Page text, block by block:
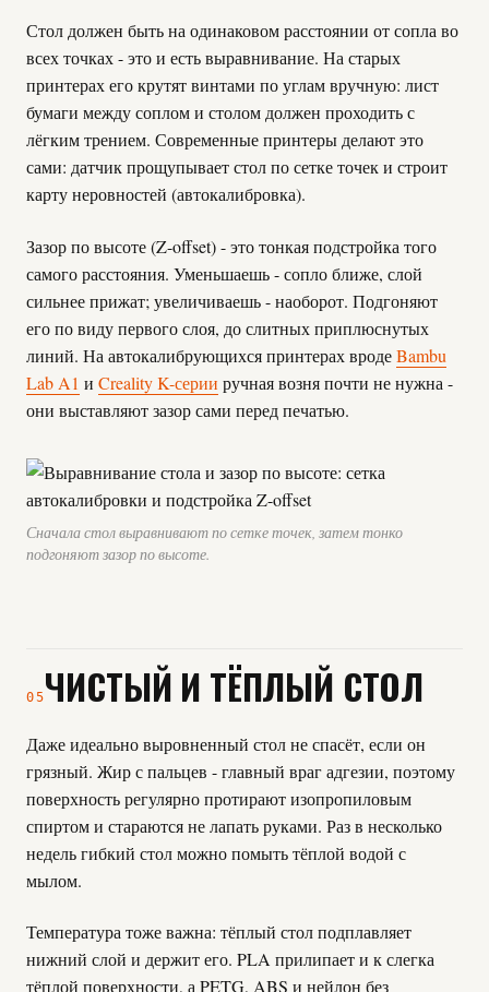
Стол должен быть на одинаковом расстоянии от сопла во
всех точках - это и есть выравнивание. На старых
принтерах его крутят винтами по углам вручную: лист
бумаги между соплом и столом должен проходить с
лёгким трением. Современные принтеры делают это
сами: датчик прощупывает стол по сетке точек и строит
карту неровностей (автокалибровка).
Зазор по высоте (Z-offset) - это тонкая подстройка того
самого расстояния. Уменьшаешь - сопло ближе, слой
сильнее прижат; увеличиваешь - наоборот. Подгоняют
его по виду первого слоя, до слитных приплюснутых
линий. На автокалибрующихся принтерах вродеBambu
Lab A1 и Creality K-серии ручная возня почти не нужна -
они выставляют зазор сами перед печатью.
Сначала стол выравнивают по сетке точек, затем тонко
подгоняют зазор по высоте.
05ЧИСТЫЙ И ТЁПЛЫЙ СТОЛ
Даже идеально выровненный стол не спасёт, если он
грязный. Жир с пальцев - главный враг адгезии, поэтому
поверхность регулярно протирают изопропиловым
спиртом и стараются не лапать руками. Раз в несколько
недель гибкий стол можно помыть тёплой водой с
мылом.
Температура тоже важна: тёплый стол подплавляет
нижний слой и держит его. PLA прилипает и к слегка
тёплой поверхности, а PETG, ABS и нейлон без